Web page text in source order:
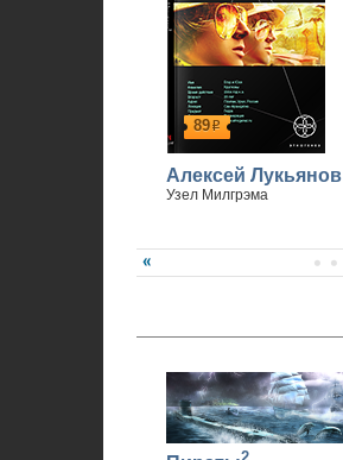
89р
Алексей Лукьянов
Узел Милгрэма